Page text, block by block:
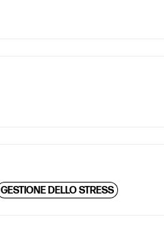
GESTIONE DELLO STRESS